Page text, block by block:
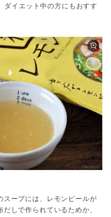
イエット中の方にもおすす
ープには、レモンピールが
しで作られているためか、